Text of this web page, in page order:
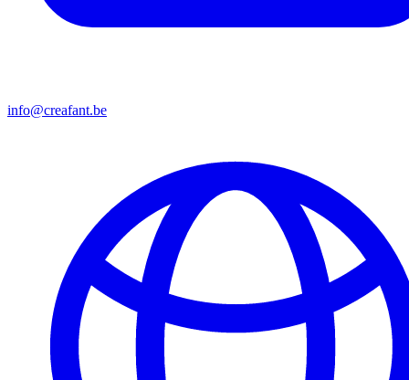
info@creafant.be